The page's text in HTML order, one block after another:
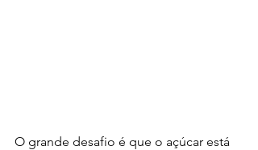
O grande desafio é que o açúcar está